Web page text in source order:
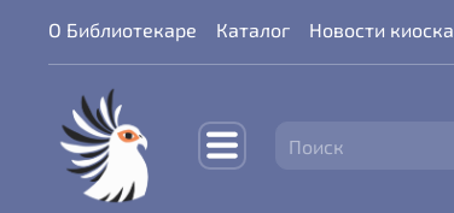
О Библиотекаре Каталог Новости киоска